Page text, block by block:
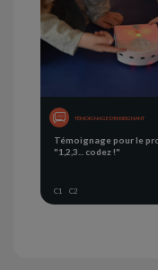
TÉMOIGNAGE D'ENSEIGNANT
Témoignage pour le
"1,2,3... codez !"
C1 C2